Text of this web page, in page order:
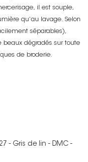
il est souple,
qu’au lavage. Selon
séparables),
beaux dégradés sur toute
de broderie.
- Gris de lin - DMC -